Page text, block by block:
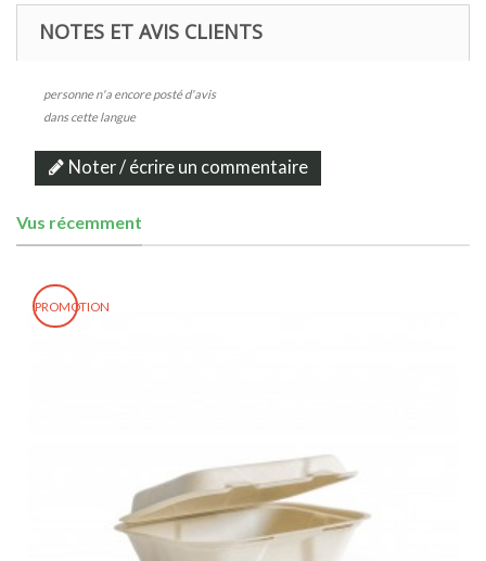
NOTES ET AVIS CLIENTS
personne n'a encore posté d'avis
dans cette langue
Noter / écrire un commentaire
Vus récemment
PROMOTION